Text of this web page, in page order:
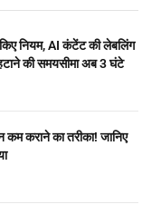
नियम, AI कंटेंट की लेबलिंग
हटाने की समयसीमा अब 3 घंटे
कम कराने का तरीका! जानिए